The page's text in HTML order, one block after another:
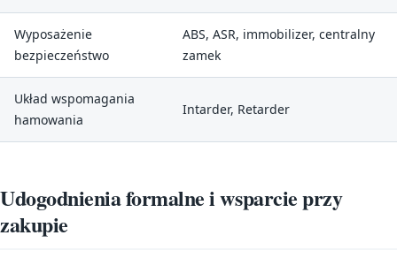
Wyposażenie
bezpieczeństwo
ABS, ASR, immobilizer, centralny
zamek
Układ wspomagania
hamowania
Intarder, Retarder
Udogodnienia formalne i wsparcie przy
zakupie